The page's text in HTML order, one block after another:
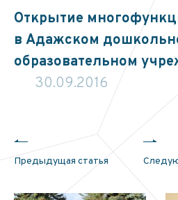
Открытие
в Адажском
образовательном
30.09.2016
Предыдущая статья